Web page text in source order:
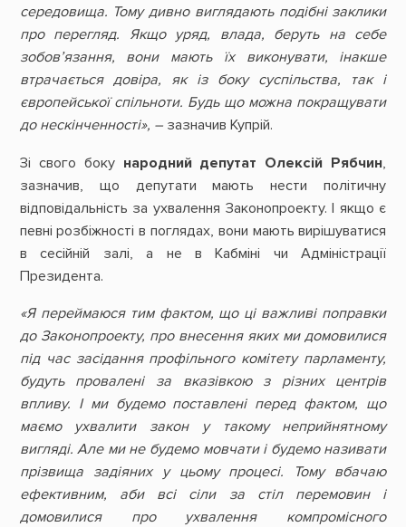
середовища. Тому дивно виглядають подібні заклики
про перегляд. Якщо уряд, влада, беруть на себе
зобов’язання, вони мають їх виконувати, інакше
втрачається довіра, як із боку суспільства, так і
європейської спільноти. Будь що можна покращувати
до нескінченності», –зазначив Купрій.
Зі свого боку народний депутат Олексій Рябчин,
зазначив, що депутати мають нести політичну
відповідальність за ухвалення Законопроекту. І якщо є
певні розбіжності в поглядах, вони мають вирішуватися
в сесійній залі, а не в Кабміні чи Адміністрації
Президента.
«Я переймаюся тим фактом, що ці важливі поправки
до Законопроекту, про внесення яких ми домовилися
під час засідання профільного комітету парламенту,
будуть провалені за вказівкою з різних центрів
впливу. І ми будемо поставлені перед фактом, що
маємо ухвалити закон у такому неприйнятному
вигляді. Але ми не будемо мовчати і будемо називати
прізвища задіяних у цьому процесі. Тому вбачаю
ефективним, аби всі сіли за стіл перемовин і
домовилися про ухвалення компромісного